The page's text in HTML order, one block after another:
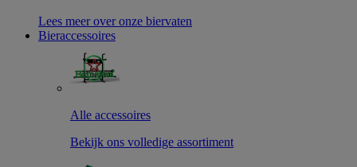
Lees meer over onze biervaten
Bieraccessoires
Alle accessoires
Bekijk ons volledige assortiment